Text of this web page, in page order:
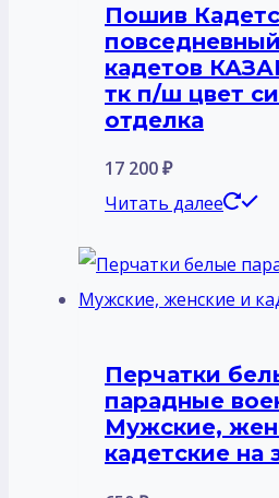
Пошив
кадетов
тк п/ш цвет
отделка
17 200₽
Читать далее
Перчатки
парадные
Мужские,
кадетские на